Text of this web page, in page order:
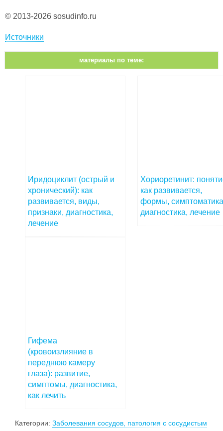
© 2013-2026 sosudinfo.ru
Источники
материалы по теме:
Иридоциклит (острый и
хронический): как
развивается, виды,
признаки, диагностика,
лечение
Хориоретинит:
как развивается,
формы,
диагностика, лечение
Гифема
(кровоизлияние в
переднюю камеру
глаза): развитие,
симптомы, диагностика,
как лечить
Категории: Заболевания сосудов, патология с сосудистым